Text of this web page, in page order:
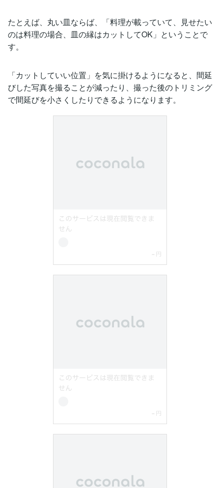
たとえば、丸い皿ならば、「料理が載っていて、見せたい
のは料理の場合、皿の縁はカットしてOK」ということで
す。
「カットしていい位置」を気に掛けるようになると、間延
びした写真を撮ることが減ったり、撮った後のトリミング
で間延びを小さくしたりできるようになります。